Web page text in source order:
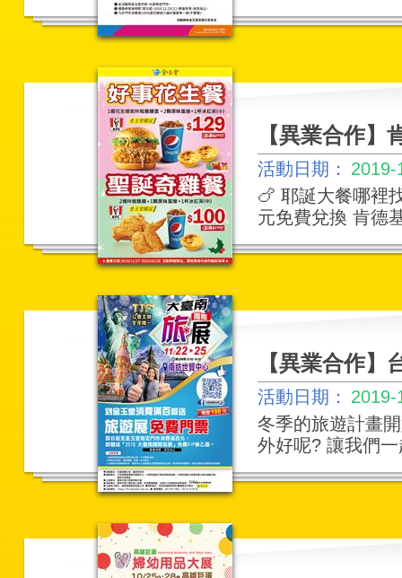
【異業合作】
活動日期：
2019-
🍗 耶誕大餐哪裡
元免費兌換 肯德
【異業合作】
活動日期：
2019-
冬季的旅遊計畫
外好呢? 讓我們